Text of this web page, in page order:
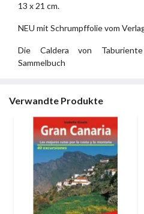
13 x 21 cm.
NEU mit Schrumpffolie vom
Die Caldera von
Sammelbuch
Verwandte Produkte